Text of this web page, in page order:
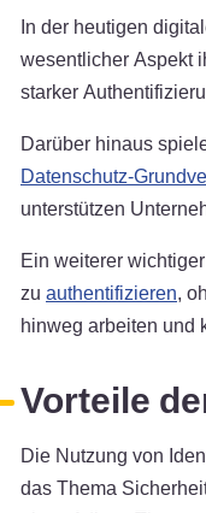
In der heutigen
wesentlicher Aspekt
starker
Darüber hinaus
Datenschutz-
unterstützen
Ein weiterer
zu authentifizieren,
hinweg arbeiten und
Vorteile
Die Nutzung von
das Thema